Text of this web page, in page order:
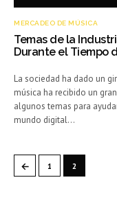
MERCADEO DE MÚSICA
Temas de la
Durante el Tiempo
La sociedad ha dado un
música ha recibido un
algunos temas para
mundo digital…
← 1 2